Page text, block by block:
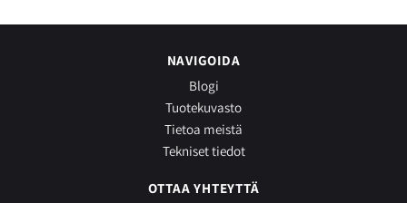
NAVIGOIDA
Blogi
Tuotekuvasto
Tietoa meistä
Tekniset tiedot
OTTAA YHTEYTTÄ